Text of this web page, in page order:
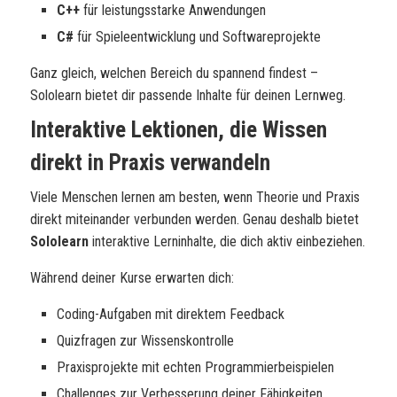
C++ für leistungsstarke Anwendungen
C# für Spieleentwicklung und Softwareprojekte
Ganz gleich, welchen Bereich du spannend findest –
Sololearn bietet dir passende Inhalte für deinen Lernweg.
Interaktive Lektionen, die Wissen
direkt in Praxis verwandeln
Viele Menschen lernen am besten, wenn Theorie und Praxis
direkt miteinander verbunden werden. Genau deshalb bietet
Sololearn interaktive Lerninhalte, die dich aktiv einbeziehen.
Während deiner Kurse erwarten dich:
Coding-Aufgaben mit direktem Feedback
Quizfragen zur Wissenskontrolle
Praxisprojekte mit echten Programmierbeispielen